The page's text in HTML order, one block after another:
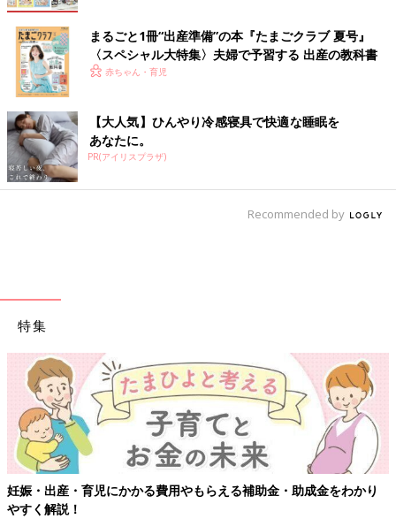
まるごと1冊“出産準備”の本『たまごクラブ 夏号』
〈スペシャル大特集〉夫婦で予習する 出産の教科書
赤ちゃん・育児
【大人気】ひんやり冷感寝具で快適な睡眠を
あなたに。
PR(アイリスプラザ)
Recommended by
特集
妊娠・出産・育児にかかる費用やもらえる補助金・助成金をわかり
やすく解説！